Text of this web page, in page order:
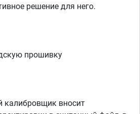
решение для него.
прошивку
вносит